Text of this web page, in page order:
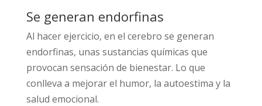
Se generan endorfinas
Al hacer ejercicio, en el cerebro se generan
endorfinas, unas sustancias químicas que
provocan sensación de bienestar. Lo que
conlleva a mejorar el humor, la autoestima y la
salud emocional.